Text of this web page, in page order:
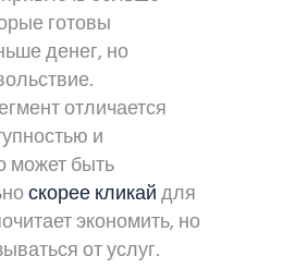
готовы
денег, но
отличается
и
может быть
скорее кликайдля
экономить, но
от услуг.